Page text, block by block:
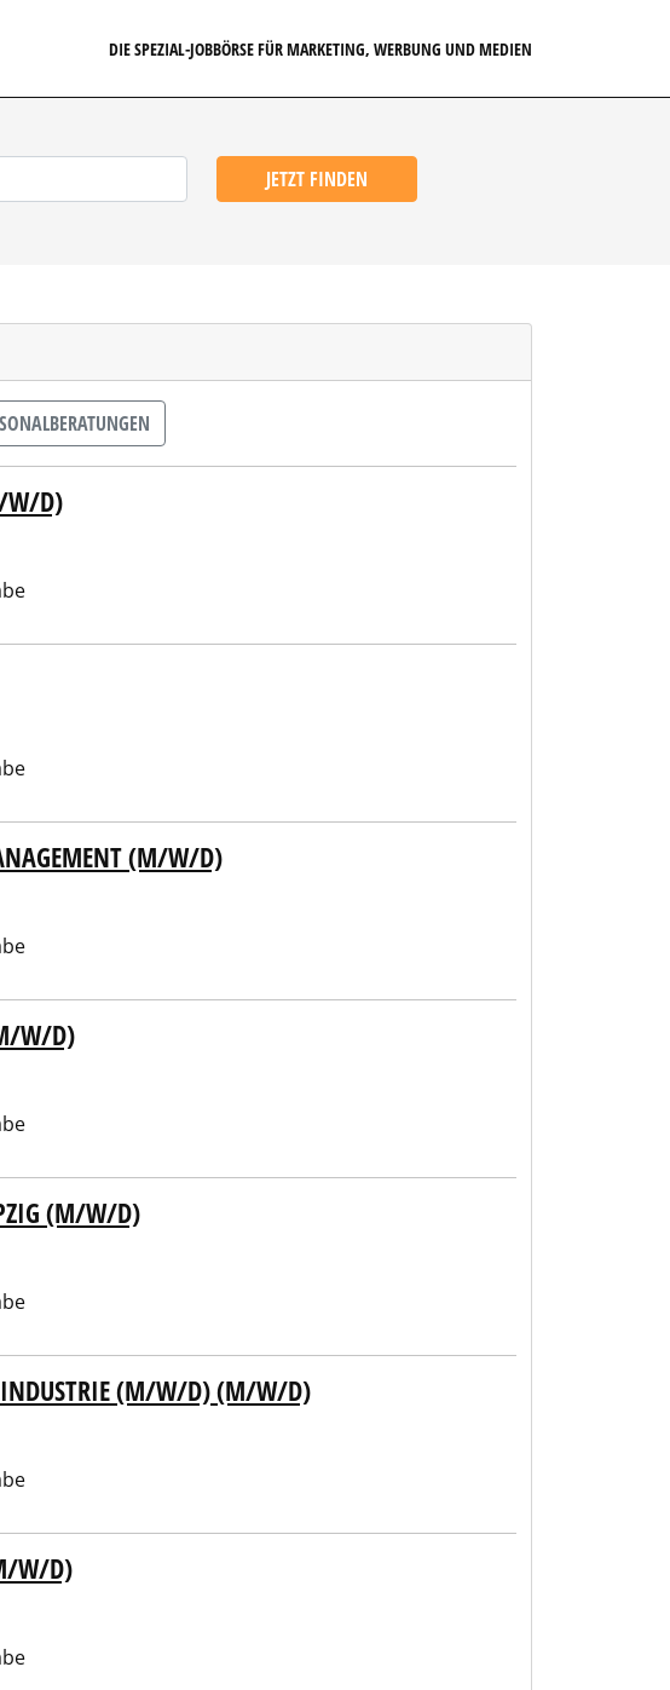
DIE SPEZIAL-JOBBÖRSE FÜR MARKETING, WERBUNG UND MEDIEN
JETZT FINDEN
W/D)
(M/W/D)
W/D)
(M/W/D)
(M/W/D) (M/W/D)
W/D)